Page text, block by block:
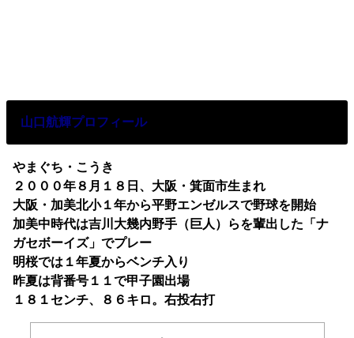
山口航輝プロフィール
やまぐち・こうき
２０００年８月１８日、大阪・箕面市生まれ
大阪・加美北小１年から平野エンゼルスで野球を開始
加美中時代は吉川大幾内野手（巨人）らを輩出した「ナ
ガセボーイズ」でプレー
明桜では１年夏からベンチ入り
昨夏は背番号１１で甲子園出場
１８１センチ、８６キロ。右投右打